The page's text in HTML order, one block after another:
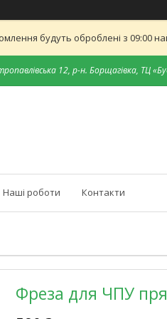
будуть оброблені з 09:00
12, р-н. Борщагівка, ТЦ
Наші роботи Контакти
Фреза для ЧПУ